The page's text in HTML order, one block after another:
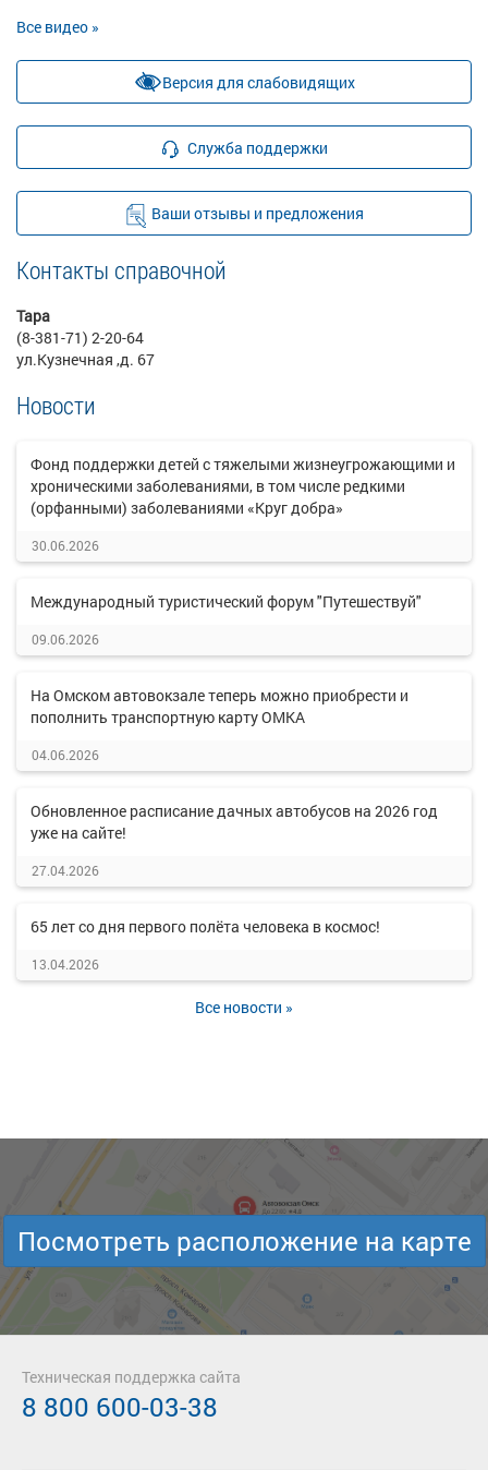
Все видео »
Версия для слабовидящих
Служба поддержки
Ваши отзывы и предложения
Контакты справочной
Тара
(8-381-71) 2-20-64
ул.Кузнечная ,д. 67
Новости
Фонд поддержки детей с тяжелыми жизнеугрожающими и
хроническими заболеваниями, в том числе редкими
(орфанными) заболеваниями «Круг добра»
30.06.2026
Международный туристический форум "Путешествуй"
09.06.2026
На Омском автовокзале теперь можно приобрести и
пополнить транспортную карту ОМКА
04.06.2026
Обновленное расписание дачных автобусов на 2026 год
уже на сайте!
27.04.2026
65 лет со дня первого полёта человека в космос!
13.04.2026
Все новости »
Посмотреть расположение на карте
Техническая поддержка сайта
8 800 600-03-38